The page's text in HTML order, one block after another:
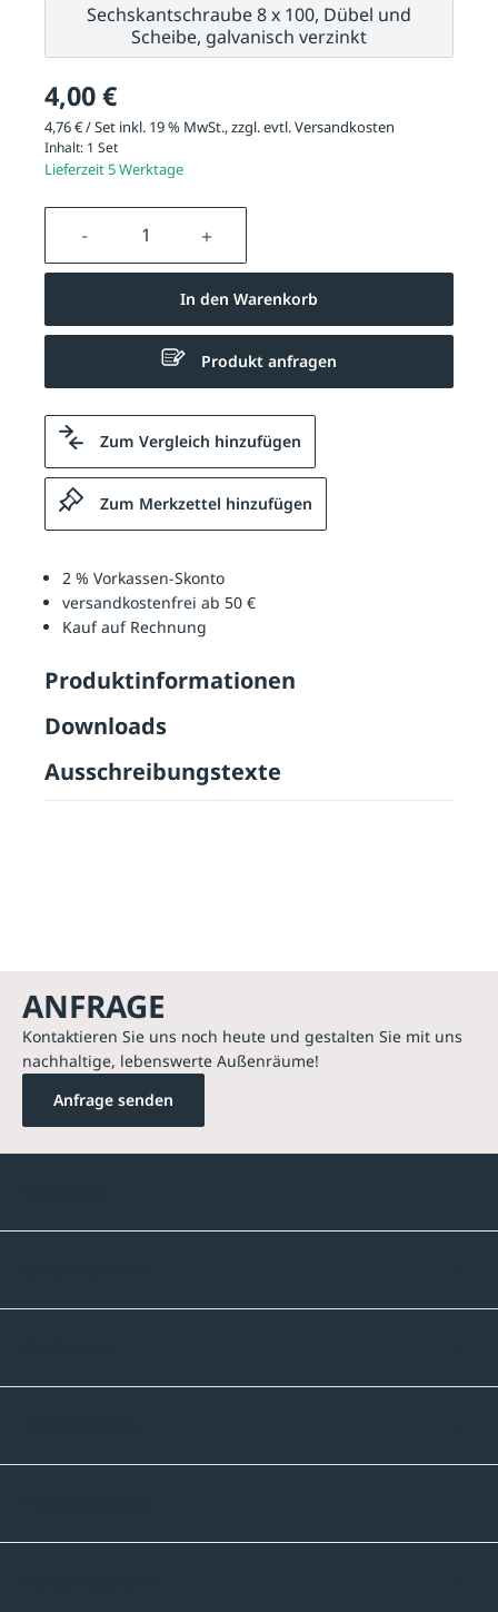
4,00 €
4,76 € / Set inkl. 19 % MwSt., zzgl. evtl.Versandkosten
Inhalt: 1 Set
Lieferzeit 5 Werktage
Produkt Anzahl: Gib den
In den Warenkorb
Produkt anfragen
Zum Vergleich hinzufügen
Zum Merkzettel hinzufügen
2 % Vorkassen-Skonto
versandkostenfrei ab 50 €
Kauf auf Rechnung
Produktinformationen
Downloads
Ausschreibungstexte
Sechskantschraube 8 x 100, Dübel und
Scheibe, galvanisch verzinkt
ANFRAGE
Kontaktieren Sie uns noch heute und gestalten Sie mit uns
nachhaltige, lebenswerte Außenräume!
Anfrage senden